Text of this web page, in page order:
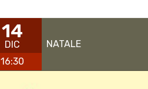
14
DIC
16:30
NATALE